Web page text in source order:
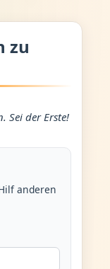
zu
Sei der Erste!
anderen